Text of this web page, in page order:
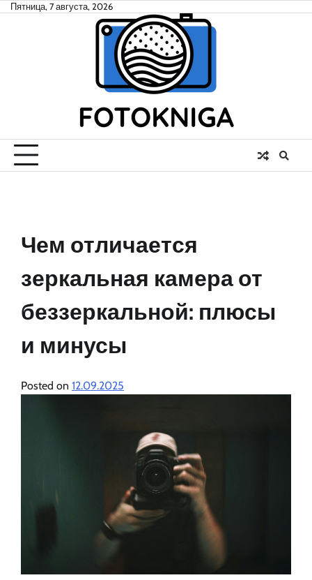
SkipПятница, 7 августа, 2026
Чем отличается
зеркальная камера от
беззеркальной: плюсы
и минусы
Posted on 12.09.2025